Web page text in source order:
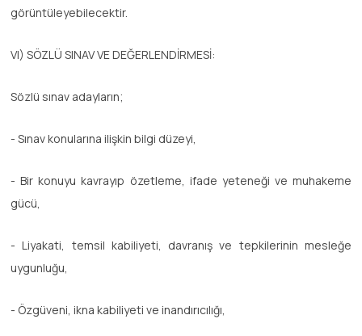
görüntüleyebilecektir.
VI) SÖZLÜ SINAV VE DEĞERLENDİRMESİ:
Sözlü sınav adayların;
- Sınav konularına ilişkin bilgi düzeyi,
- Bir konuyu kavrayıp özetleme, ifade yeteneği ve muhakeme
gücü,
- Liyakati, temsil kabiliyeti, davranış ve tepkilerinin mesleğe
uygunluğu,
- Özgüveni, ikna kabiliyeti ve inandırıcılığı,